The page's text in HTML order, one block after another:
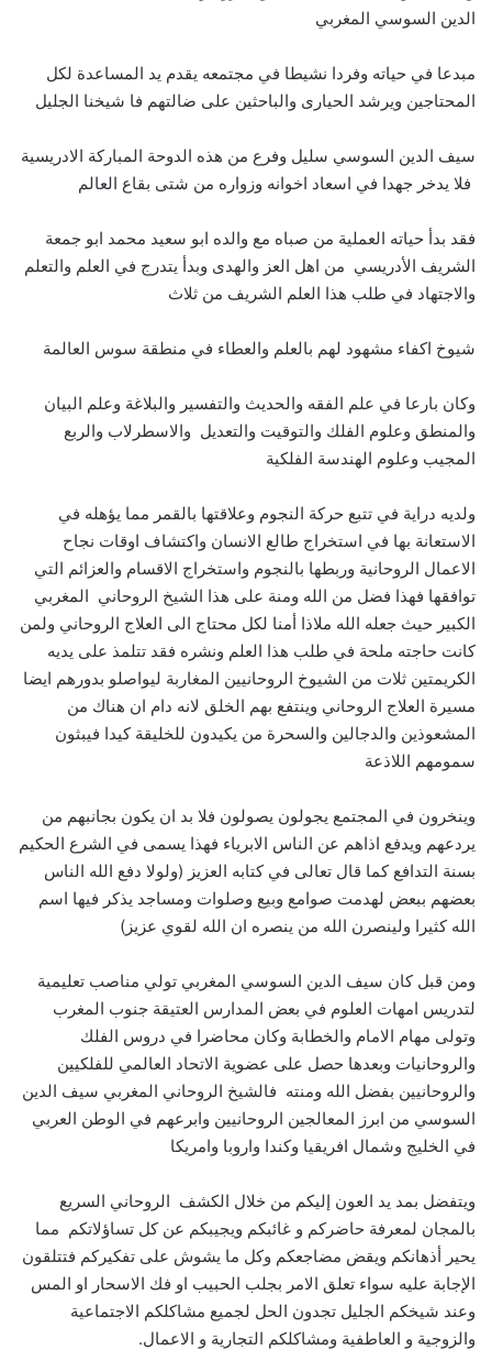
الدين السوسي المغربي
مبدعا في حياته وفردا نشيطا في مجتمعه يقدم يد المساعدة لكل
المحتاجين ويرشد الحيارى والباحثين على ضالتهم فا شيخنا الجليل
سيف الدين السوسي سليل وفرع من هذه الدوحة المباركة الادريسية
فلا يدخر جهدا في اسعاد اخوانه وزواره من شتى بقاع العالم
فقد بدأ حياته العملية من صباه مع والده ابو سعيد محمد ابو جمعة
الشريف الأدريسي من اهل العز والهدى وبدأ يتدرج في العلم والتعلم
والاجتهاد في طلب هذا العلم الشريف من ثلاث
شيوخ اكفاء مشهود لهم بالعلم والعطاء في منطقة سوس العالمة
وكان بارعا في علم الفقه والحديث والتفسير والبلاغة وعلم البيان
والمنطق وعلوم الفلك والتوقيت والتعديل والاسطرلاب والربع
المجيب وعلوم الهندسة الفلكية
ولديه دراية في تتبع حركة النجوم وعلاقتها بالقمر مما يؤهله في
الاستعانة بها في استخراج طالع الانسان واكتشاف اوقات نجاح
الاعمال الروحانية وربطها بالنجوم واستخراج الاقسام والعزائم التي
توافقها فهذا فضل من الله ومنة على هذا الشيخ الروحاني المغربي
الكبير حيث جعله الله ملاذا أمنا لكل محتاج الى العلاج الروحاني ولمن
كانت حاجته ملحة في طلب هذا العلم ونشره فقد تتلمذ على يديه
الكريمتين ثلات من الشيوخ الروحانيين المغاربة ليواصلو بدورهم ايضا
مسيرة العلاج الروحاني وينتفع بهم الخلق لانه دام ان هناك من
المشعوذين والدجالين والسحرة من يكيدون للخليقة كيدا فيبثون
سمومهم اللاذعة
وينخرون في المجتمع يجولون يصولون فلا بد ان يكون بجانبهم من
يردعهم ويدفع اذاهم عن الناس الابرياء فهذا يسمى في الشرع الحكيم
بسنة التدافع كما قال تعالى في كتابه العزيز (ولولا دفع الله الناس
بعضهم ببعض لهدمت صوامع وبيع وصلوات ومساجد يذكر فيها اسم
الله كثيرا ولينصرن الله من ينصره ان الله لقوي عزيز)
ومن قبل كان سيف الدين السوسي المغربي تولي مناصب تعليمية
لتدريس امهات العلوم في بعض المدارس العتيقة جنوب المغرب
وتولى مهام الامام والخطابة وكان محاضرا في دروس الفلك
والروحانيات وبعدها حصل على عضوية الاتحاد العالمي للفلكيين
والروحانيين بفضل الله ومنته فالشيخ الروحاني المغربي سيف الدين
السوسي من ابرز المعالجين الروحانيين وابرعهم في الوطن العربي
في الخليج وشمال افريقيا وكندا واروبا وامريكا
ويتفضل بمد يد العون إليكم من خلال الكشف الروحاني السريع
بالمجان لمعرفة حاضركم و غائبكم ويجيبكم عن كل تساؤلاتكم مما
يحير أذهانكم ويقض مضاجعكم وكل ما يشوش على تفكيركم فتتلقون
الإجابة عليه سواء تعلق الامر بجلب الحبيب او فك الاسحار او المس
وعند شيخكم الجليل تجدون الحل لجميع مشاكلكم الاجتماعية
والزوجية و العاطفية ومشاكلكم التجارية و الاعمال.